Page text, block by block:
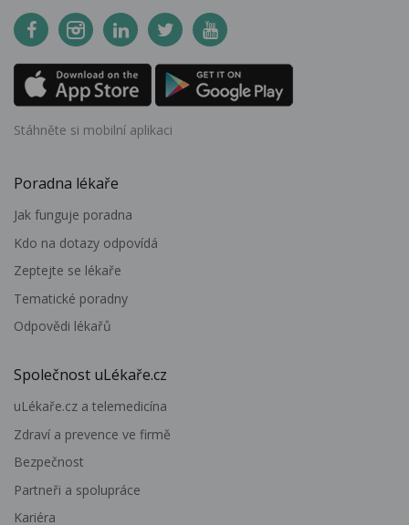
Stáhněte si mobilní aplikaci
Poradna lékaře
Jak funguje poradna
Kdo na dotazy odpovídá
Zeptejte se lékaře
Tematické poradny
Odpovědi lékařů
Společnost uLékaře.cz
uLékaře.cz a telemedicína
Zdraví a prevence ve firmě
Bezpečnost
Partneři a spolupráce
Kariéra